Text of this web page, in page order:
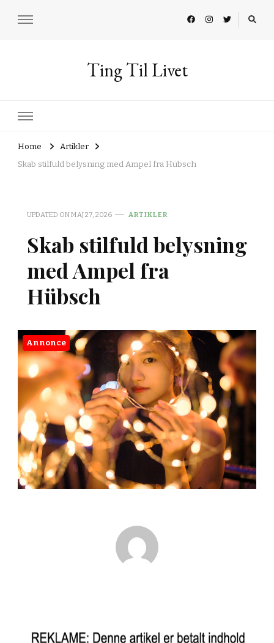
Ting Til Livet
Home
Artikler
Skab stilfuld belysning med Ampel fra Hübsch
UPDATED ONMAJ 27, 2026 ARTIKLER
Skab stilfuld belysning
med Ampel fra
Hübsch
Annonce